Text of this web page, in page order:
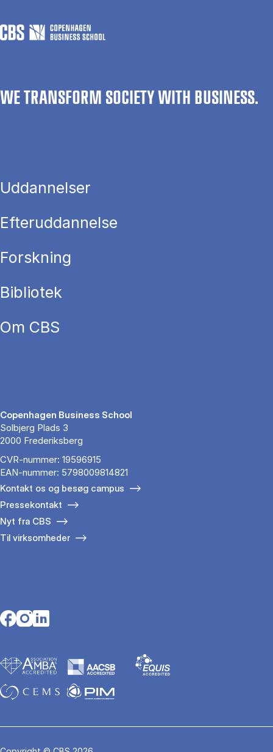
WE TRANSFORM SOCIETY WITH BUSINESS.
Uddannelser
Efteruddannelse
Forskning
Bibliotek
Om CBS
Copenhagen Business School
Solbjerg Plads 3
2000 Frederiksberg
CVR-nummer: 19596915
EAN-nummer: 5798009814821
Kontakt os og besøg campus
Pressekontakt
Nyt fra CBS
Til virksomheder
Opens in a new tab
Opens in a new tab
Opens in a new tab